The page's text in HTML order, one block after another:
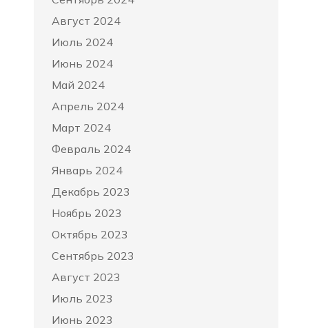
Август 2024
Июль 2024
Июнь 2024
Май 2024
Апрель 2024
Март 2024
Февраль 2024
Январь 2024
Декабрь 2023
Ноябрь 2023
Октябрь 2023
Сентябрь 2023
Август 2023
Июль 2023
Июнь 2023